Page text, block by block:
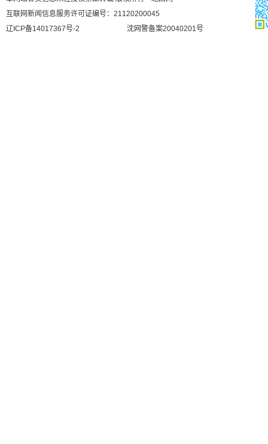
互联网新闻信息服务许可证编号：21120200045
辽ICP备14017367号-2
沈网警备案20040201号